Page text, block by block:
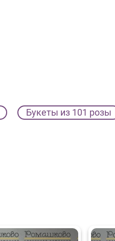
Букеты из 101 розы